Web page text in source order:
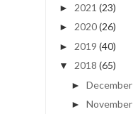
► 2021 (23)
► 2020(26)
► 2019 (40)
▼ 2018 (65)
► December
► November